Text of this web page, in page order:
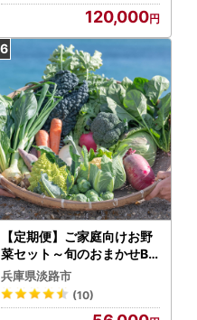
120,000
【定期便】ご家庭向けお野
菜セット～旬のおまかせBO
X～春夏秋冬4回分
兵庫県淡路市
(10)